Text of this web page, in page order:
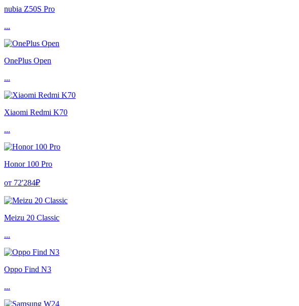
nubia Z50S Pro
...
OnePlus Open
...
Xiaomi Redmi K70
...
Honor 100 Pro
от 72'284₽
Meizu 20 Classic
...
Oppo Find N3
...